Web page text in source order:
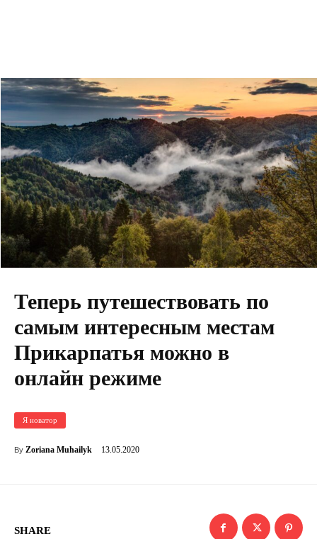
Теперь путешествовать по
самым интересным местам
Прикарпатья можно в
онлайн режиме
Я новатор
By Zoriana Muhailyk 13.05.2020
SHARE